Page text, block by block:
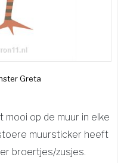
Greta
op de muur in elke
muursticker heeft
broertjes/zusjes.